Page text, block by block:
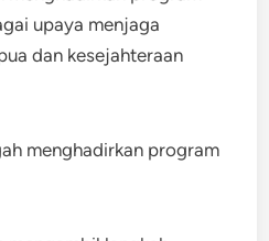
upaya menjaga
dan kesejahteraan